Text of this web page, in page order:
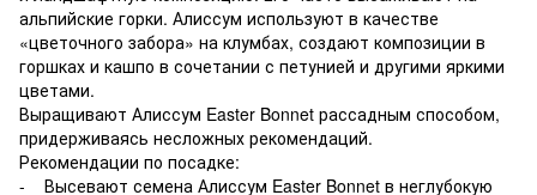
альпийские горки. Алиссум используют в качестве
«цветочного забора» на клумбах, создают композиции в
горшках и кашпо в сочетании с петунией и другими яркими
цветами.
Выращивают Алиссум Easter Bonnet рассадным способом,
придерживаясь несложных рекомендаций.
Рекомендации по посадке:
- Высевают семена Алиссум Easter Bonnet в неглубокую